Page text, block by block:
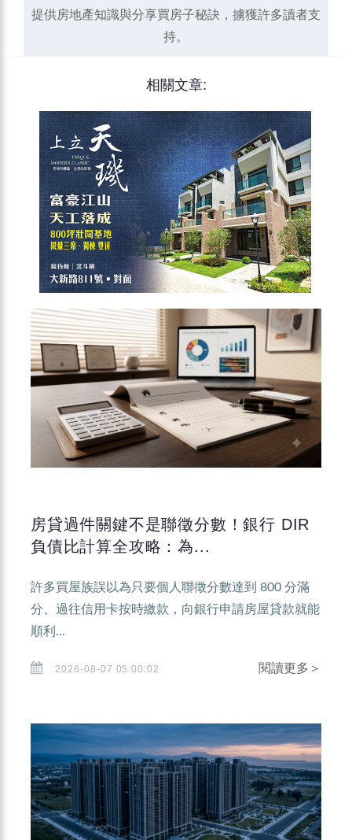
提供房地產知識與分享買房子秘訣，擄獲許多讀者支
持。
相關文章:
房貸過件關鍵不是聯徵分數！銀行 DIR
負債比計算全攻略：為...
許多買屋族誤以為只要個人聯徵分數達到 800 分滿
分、過往信用卡按時繳款，向銀行申請房屋貸款就能
順利...
2026-08-07 05:00:02 閱讀更多＞